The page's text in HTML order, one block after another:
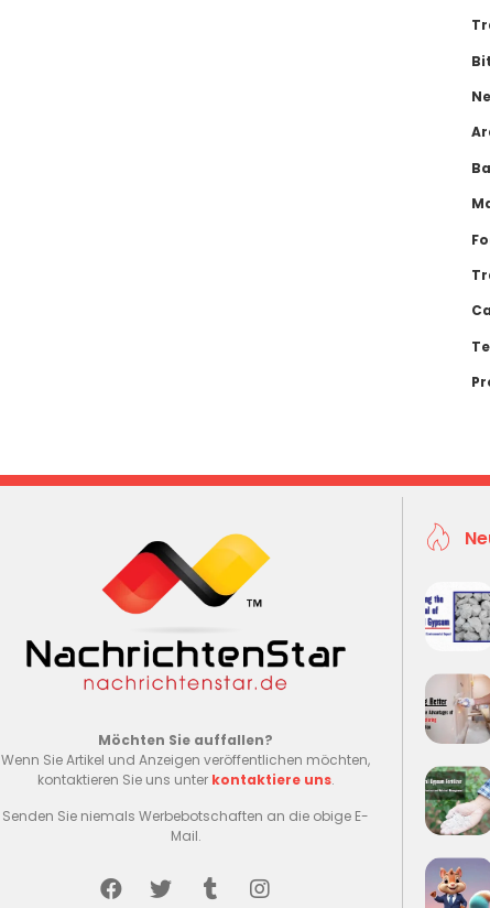
Möchten Sie auffallen?
Wenn Sie Artikel und Anzeigen veröffentlichen möchten,
kontaktieren Sie uns unter kontaktiere uns.
Senden Sie niemals Werbebotschaften an die obige E-
Mail.